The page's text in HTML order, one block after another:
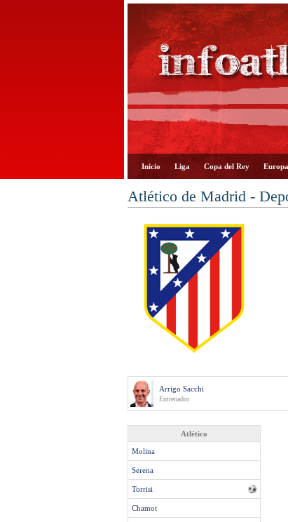
Inicio Liga Copa del Rey Europa
Atlético de Madrid -
Arrigo Sacchi
Entrenador
Atlético
Molina
Serena
Torrisi
Chamot